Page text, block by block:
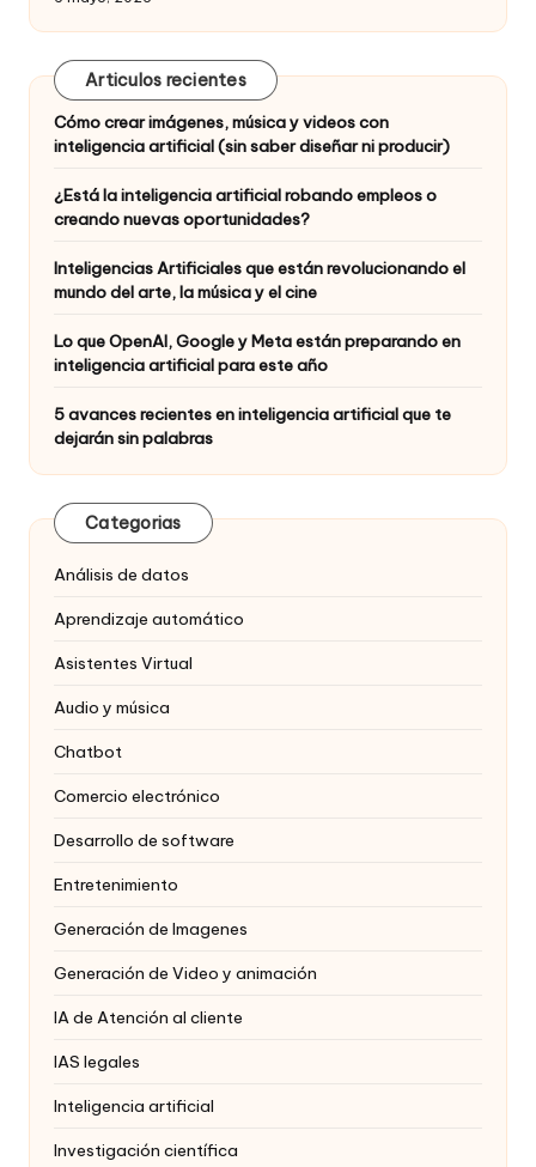
Articulos recientes
Cómo crear imágenes, música y videos con
inteligencia artificial (sin saber diseñar ni producir)
¿Está la inteligencia artificial robando empleos o
creando nuevas oportunidades?
Inteligencias Artificiales que están revolucionando el
mundo del arte, la música y el cine
Lo que OpenAI, Google y Meta están preparando en
inteligencia artificial para este año
5 avances recientes en inteligencia artificial que te
dejarán sin palabras
Categorias
Análisis de datos
Aprendizaje automático
Asistentes Virtual
Audio y música
Chatbot
Comercio electrónico
Desarrollo de software
Entretenimiento
Generación de Imagenes
Generación de Video y animación
IA de Atención al cliente
IAS legales
Inteligencia artificial
Investigación científica